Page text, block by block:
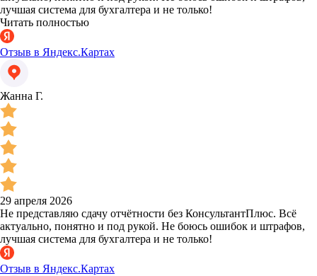
лучшая система для бухгалтера и не только!
Читать полностью
Отзыв в Яндекс.Картах
Жанна Г.
29 апреля 2026
Не представляю сдачу отчётности без КонсультантПлюс. Всё
актуально, понятно и под рукой. Не боюсь ошибок и штрафов,
лучшая система для бухгалтера и не только!
Отзыв в Яндекс.Картах